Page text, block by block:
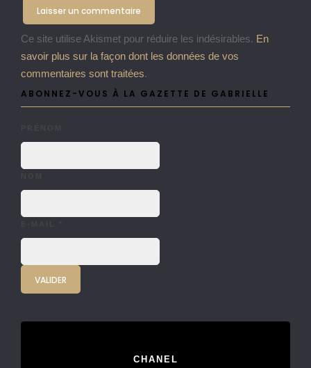
Ce site utilise Akismet pour réduire les indésirables. En
savoir plus sur la façon dont les données de vos
commentaires sont traitées.
ABONNEZ-VOUS À LA GAZETTE DE GABRIELLE
CHANEL